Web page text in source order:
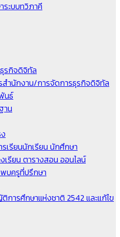
ระบบทวิภาคี
รกิจดิจิทัล
ำนักงาน/การจัดการธุรกิจดิจิทัล
นธ์
าน
เรียนนักเรียน นักศึกษา
เรียน ตารางสอน ออนไลน์
พบครูที่ปรึกษา
ารศึกษาแห่งชาติ 2542 และแก้ไข